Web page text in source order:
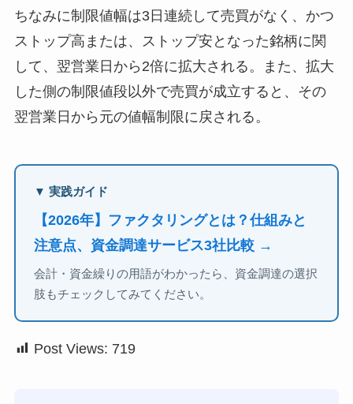
ちなみに制限値幅は3日連続して売買がなく、かつ
ストップ高または、ストップ安となった銘柄に関
して、翌営業日から2倍に拡大される。また、拡大
した側の制限値段以外で売買が成立すると、その
翌営業日から元の値幅制限に戻される。
▼ 実践ガイド
【2026年】ファクタリングとは？仕組みと
注意点、資金調達サービス3社比較 →
会計・資金繰りの用語がわかったら、資金調達の選択
肢もチェックしてみてください。
Post Views: 719